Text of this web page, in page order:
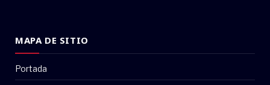
MAPA DE SITIO
Portada